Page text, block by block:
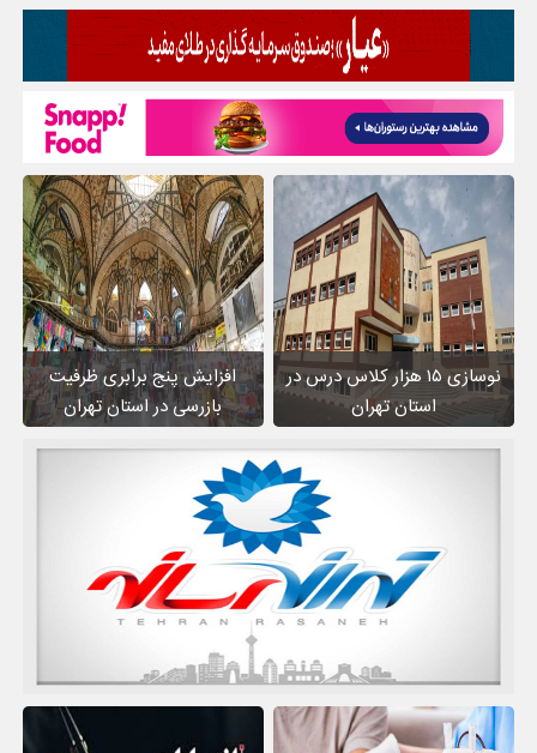
نوسازی ۱۵ هزار کلاس درس در
استان تهران
افزایش پنج برابری ظرفیت
بازرسی در استان تهران